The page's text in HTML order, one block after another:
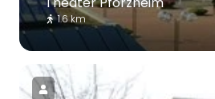
1.6 km